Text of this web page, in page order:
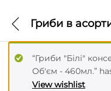
Гриби в
View wishlist
“Гриби "Білі"
Об'єм - 460мл.”